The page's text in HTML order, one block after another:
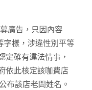
廣告，只因內容
字樣，涉違性別平等
定確有違法情事，
依此核定該咖費店
布該店老闆姓名。